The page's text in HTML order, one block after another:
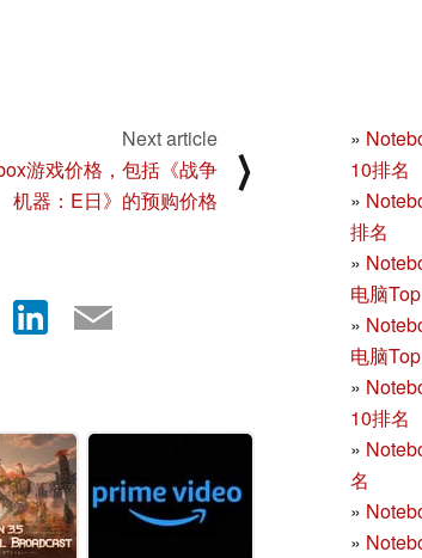
»
10排名
»
排名
»
电脑
»
电脑
»
10排名
»
名
»
»
Next article
游戏价格，包括《战争
机器：E日》的预购价格
⟩